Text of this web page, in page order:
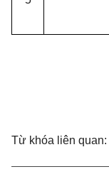
Từ khóa liên quan: